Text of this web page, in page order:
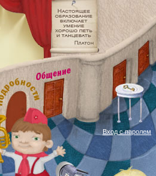
Вход с паролем